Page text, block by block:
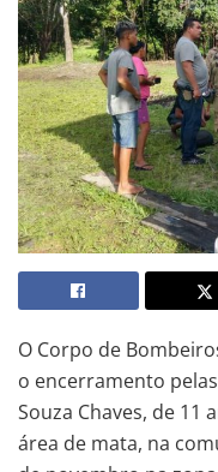
O Corpo de
o encerramento
Souza Chaves, de 11
área de mata, na